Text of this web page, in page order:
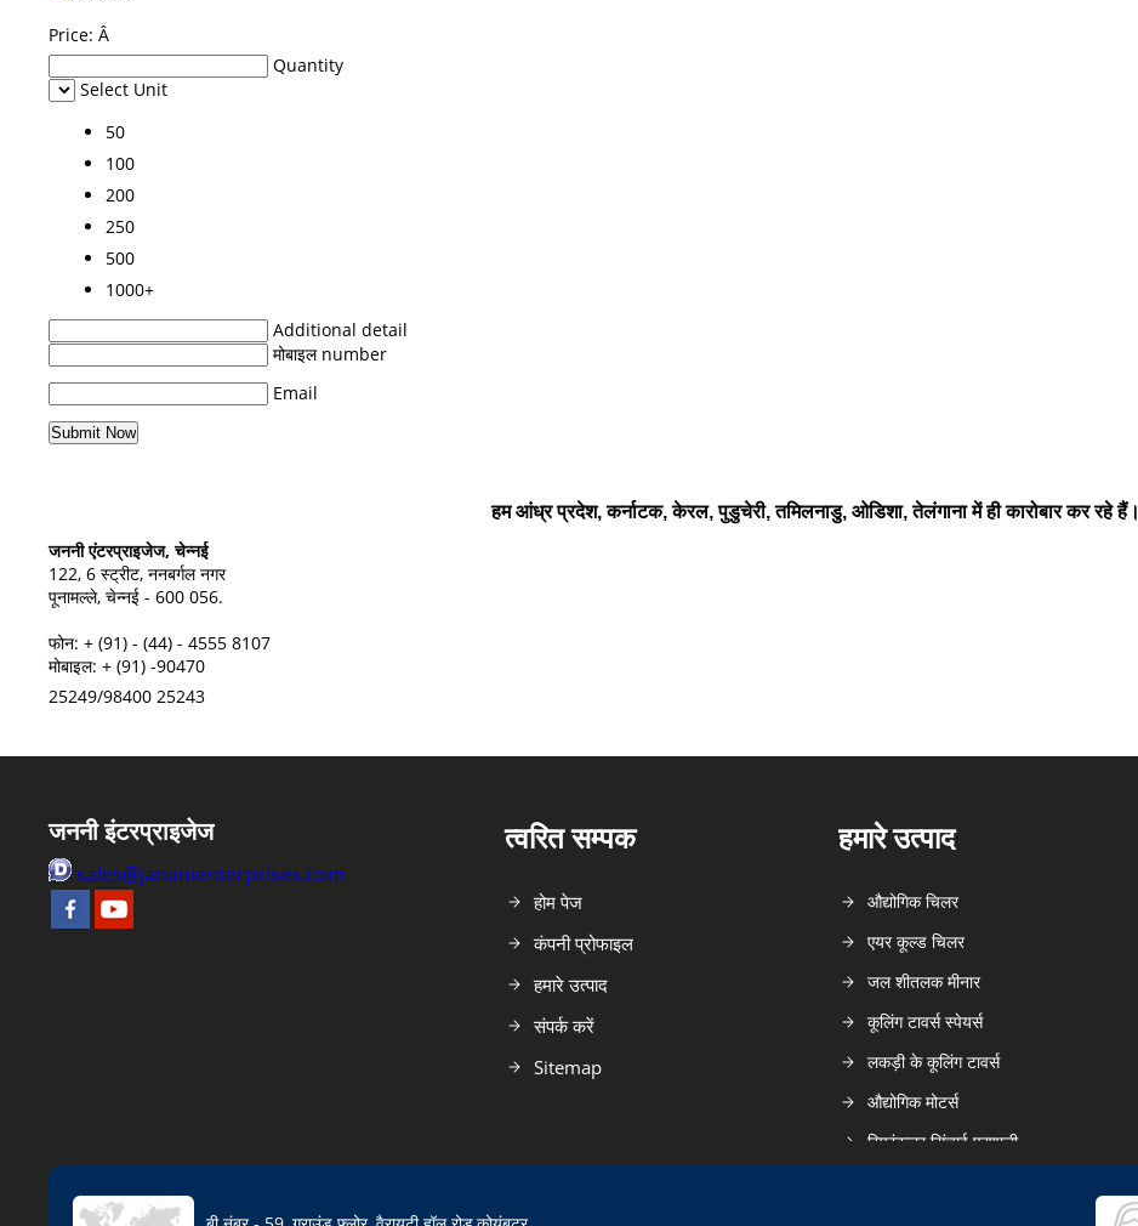
Price: Â
Quantity
Select Unit
50
100
200
250
500
1000+
Additional detail
मोबाइल number
Email
हम आंध्र प्रदेश, कर्नाटक, केरल, पुडुचेरी, तमिलनाडु, ओडिशा, तेलंगाना में ही कारोबार कर रहे हैं।
जननी एंटरप्राइजेज, चेन्नई
122, 6 स्ट्रीट, ननबर्गल नगर
पूनामल्ले, चेन्नई - 600 056.
फोन: + (91) - (44) - 4555 8107
मोबाइल: + (91) -90470
25249/98400 25243
जननी इंटरप्राइजेज
sales@jananienterprises.com
त्वरित सम्पक
होम पेज
कंपनी प्रोफाइल
हमारे उत्पाद
संपर्क करें
Sitemap
हमारे उत्पाद
औद्योगिक चिलर
एयर कूल्ड चिलर
जल शीतलक मीनार
कूलिंग टावर्स स्पेयर्स
लकड़ी के कूलिंग टावर्स
औद्योगिक मोटर्स
स्प्रिंकलर सिंचाई प्रणाली